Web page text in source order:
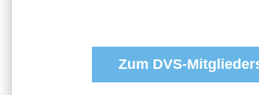
Zum DVS-